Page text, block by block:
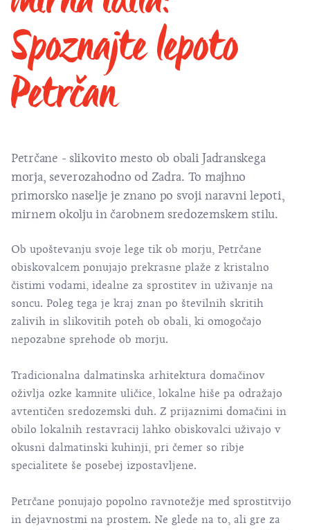
Spoznajte lepoto
Petrčan
Petrčane - slikovito mesto ob obali Jadranskega
morja, severozahodno od Zadra. To majhno
primorsko naselje je znano po svoji naravni lepoti,
mirnem okolju in čarobnem sredozemskem stilu.
Ob upoštevanju svoje lege tik ob morju, Petrčane
obiskovalcem ponujajo prekrasne plaže z kristalno
čistimi vodami, idealne za sprostitev in uživanje na
soncu. Poleg tega je kraj znan po številnih skritih
zalivih in slikovitih poteh ob obali, ki omogočajo
nepozabne sprehode ob morju.
Tradicionalna dalmatinska arhitektura domačinov
oživlja ozke kamnite uličice, lokalne hiše pa odražajo
avtentičen sredozemski duh. Z prijaznimi domačini in
obilo lokalnih restavracij lahko obiskovalci uživajo v
okusni dalmatinski kuhinji, pri čemer so ribje
specialitete še posebej izpostavljene.
Petrčane ponujajo popolno ravnotežje med sprostitvijo
in dejavnostmi na prostem. Ne glede na to, ali gre za